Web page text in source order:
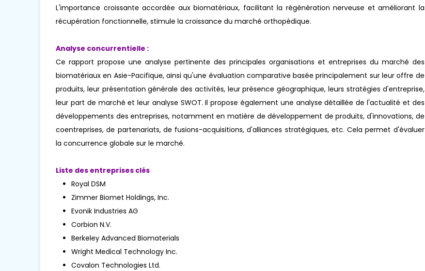
L'importance croissante accordée aux biomatériaux, facilitant la régénération nerveuse et améliorant la
récupération fonctionnelle, stimule la croissance du marché orthopédique.
Analyse concurrentielle :
Ce rapport propose une analyse pertinente des principales organisations et entreprises du marché des
biomatériaux en Asie-Pacifique, ainsi qu'une évaluation comparative basée principalement sur leur offre de
produits, leur présentation générale des activités, leur présence géographique, leurs stratégies d'entreprise,
leur part de marché et leur analyse SWOT. Il propose également une analyse détaillée de l'actualité et des
développements des entreprises, notamment en matière de développement de produits, d'innovations, de
coentreprises, de partenariats, de fusions-acquisitions, d'alliances stratégiques, etc. Cela permet d'évaluer
la concurrence globale sur le marché.
Liste des entreprises clés
Royal DSM
Zimmer Biomet Holdings, Inc.
Evonik Industries AG
Corbion N.V.
Berkeley Advanced Biomaterials
Wright Medical Technology Inc.
Covalon Technologies Ltd.